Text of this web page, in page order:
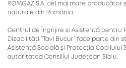
ROMGAZ S.A, cel mai mare
naturale din România.
Centrul de Îngrijire și Asistență pentru
Dizabilități ”Tavi Bucur” face parte din
Asistență Socială și Protecția Copilului
autoritatea Consiliul Județean Sibiu.